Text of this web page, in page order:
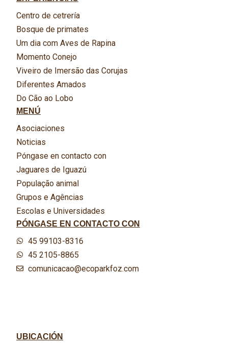
Centro de cetrería
Bosque de primates
Um dia com Aves de Rapina
Momento Conejo
Viveiro de Imersão das Corujas
Diferentes Amados
Do Cão ao Lobo
MENÚ
Asociaciones
Noticias
Póngase en contacto con
Jaguares de Iguazú
População animal
Grupos e Agências
Escolas e Universidades
PÓNGASE EN CONTACTO CON
45 99103-8316
45 2105-8865
comunicacao@ecoparkfoz.com
UBICACIÓN